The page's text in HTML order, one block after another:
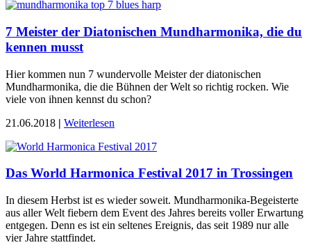
7 Meister der Diatonischen Mundharmonika, die du
kennen musst
Hier kommen nun 7 wundervolle Meister der diatonischen
Mundharmonika, die die Bühnen der Welt so richtig rocken. Wie
viele von ihnen kennst du schon?
21.06.2018 | Weiterlesen
Das World Harmonica Festival 2017 in Trossingen
In diesem Herbst ist es wieder soweit. Mundharmonika-Begeisterte
aus aller Welt fiebern dem Event des Jahres bereits voller Erwartung
entgegen. Denn es ist ein seltenes Ereignis, das seit 1989 nur alle
vier Jahre stattfindet.